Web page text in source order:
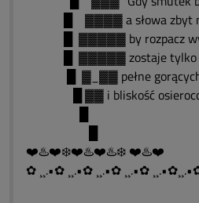
█ ▓▓▓▓ a słowa zbyt
█ ▓▓▓▓▓ by rozpacz
█ ▓▓▓▓▓ zostaje tylko
█ ▓_▓▓ pełne gorących
█ ▓▓ i bliskość
❤️♨️❤️❄️❤️♨️❤️♨️❄️ ❤️♨️❤️
✿ ¸¸.•✿ ¸¸.•✿ ¸¸.•✿ ¸¸.•✿